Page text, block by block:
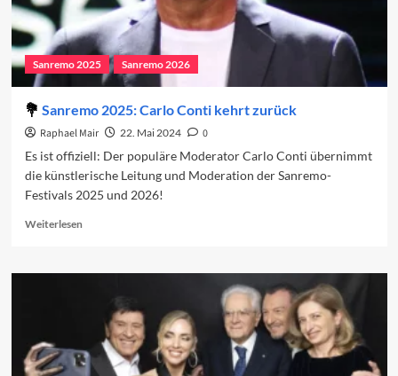
Sanremo 2025 Sanremo 2026
Sanremo 2025: Carlo Conti kehrt zurück
Raphael Mair 22. Mai 2024
0
Es ist offiziell: Der populäre Moderator Carlo Conti übernimmt
die künstlerische Leitung und Moderation der Sanremo-
Festivals 2025 und 2026!
WeiterlesenRead
Sanremo
Conti
kehrt
zurück